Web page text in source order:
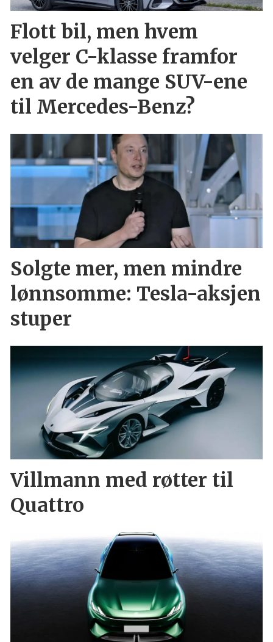
Flott bil, men hvem
velger C-klasse framfor
en av de mange SUV-ene
til Mercedes-Benz?
Solgte mer, men mindre
lønnsomme: Tesla-aksjen
stuper
Villmann med røtter til
Quattro